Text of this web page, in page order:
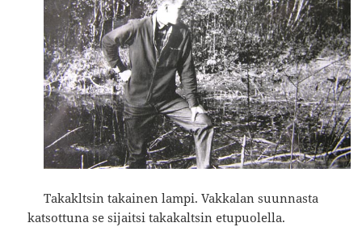
Takakltsin takainen lampi. Vakkalan suunnasta
katsottuna se sijaitsi takakaltsin etupuolella.